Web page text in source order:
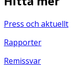
Press och aktuellt
Rapporter
Remissvar